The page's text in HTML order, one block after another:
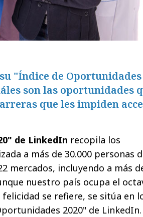
"Índice de Oportunidades
son las oportunidades
que les impiden
de LinkedIn recopila los
a más de 30.000 personas
mercados, incluyendo a más
nuestro país ocupa el
se refiere, se sitúa en
2020" de LinkedIn.